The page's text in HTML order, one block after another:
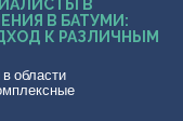
В
В БАТУМИ:
К РАЗЛИЧНЫМ
области